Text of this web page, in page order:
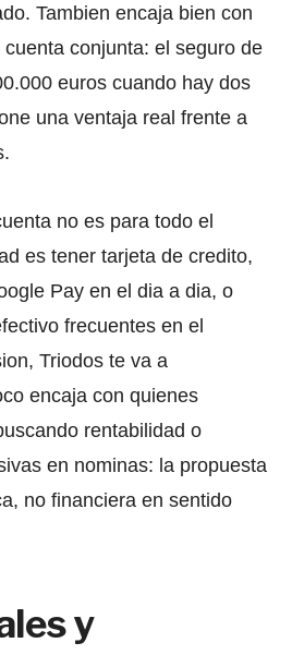
Tambien encaja bien con
conjunta: el seguro de
euros cuando hay dos
una ventaja real frente a
no es para todo el
es tener tarjeta de credito,
Pay en el dia a dia, o
frecuentes en el
Triodos te va a
encaja con quienes
rentabilidad o
en nominas: la propuesta
no financiera en sentido
y